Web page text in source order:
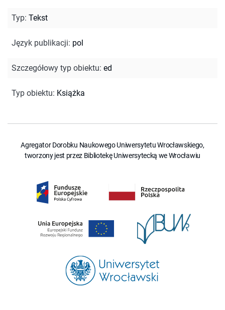
Typ: Tekst
Język publikacji: pol
Szczegółowy typ obiektu: ed
Typ obiektu: Książka
Agregator Dorobku Naukowego Uniwersytetu Wrocławskiego,
tworzony jest przez Bibliotekę Uniwersytecką we Wrocławiu